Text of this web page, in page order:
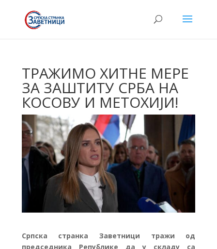
ТРАЖИМО ХИТНЕ МЕРЕ
ЗА ЗАШТИТУ СРБА НА
КОСОВУ И МЕТОХИЈИ!
Српска странка Заветници тражи од
председника Републике да у складу са